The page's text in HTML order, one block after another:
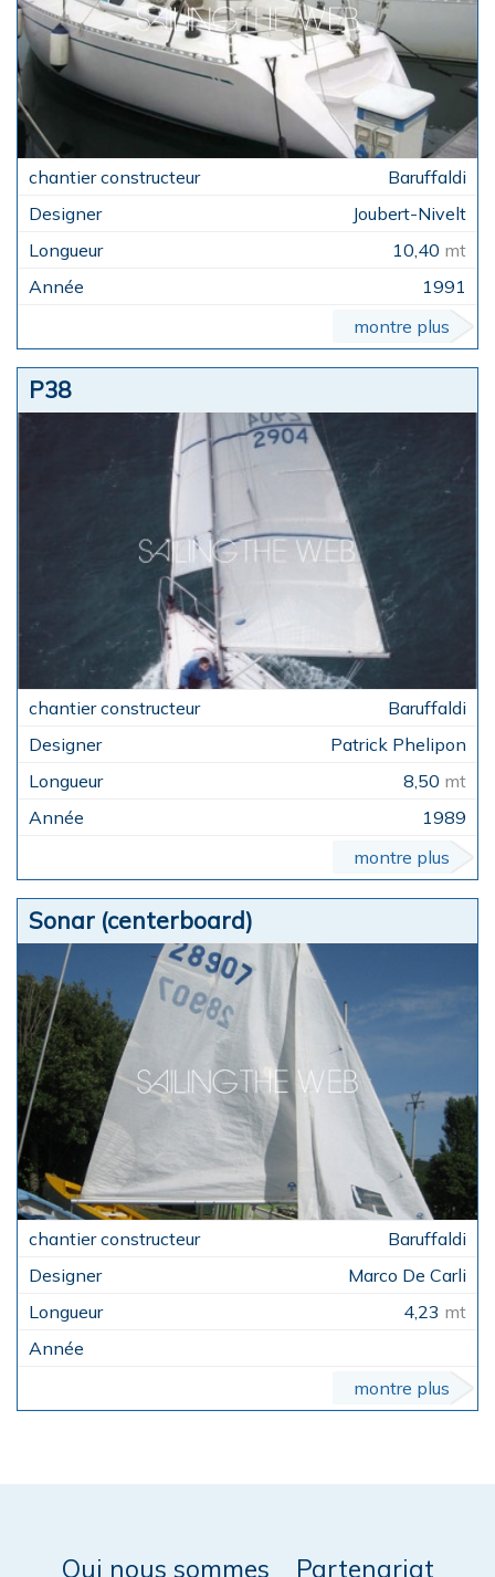
Baruffaldi
Joubert-Nivelt
10,40 mt
1991
montre plus
P38
Baruffaldi
Patrick Phelipon
8,50 mt
1989
montre plus
Sonar (centerboard)
Baruffaldi
Marco De Carli
4,23 mt
montre plus
Qui nous sommes Partenariat